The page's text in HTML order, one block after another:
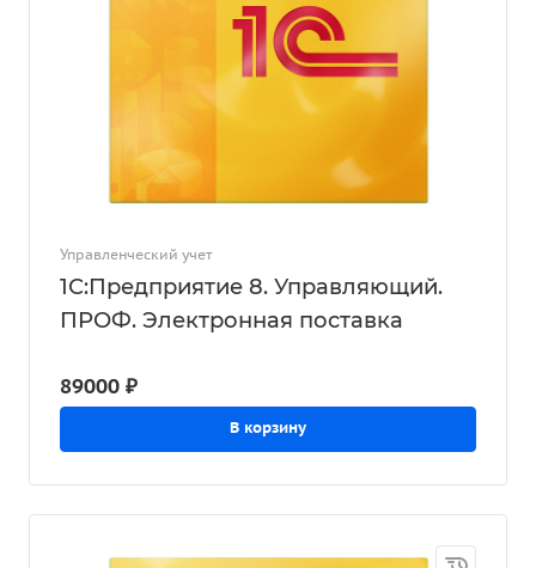
Управленческий учет
1С:Предприятие 8. Управляющий.
ПРОФ. Электронная поставка
89000 ₽
В корзину